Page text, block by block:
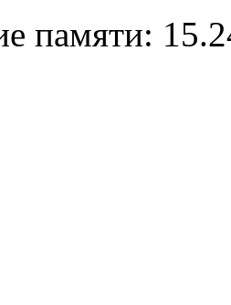
памяти: